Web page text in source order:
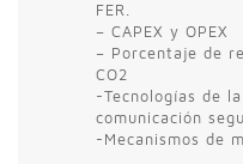
FER.
– CAPEX y OPEX
– Porcentaje de
CO2
-Tecnologías de
comunicación
-Mecanismos de